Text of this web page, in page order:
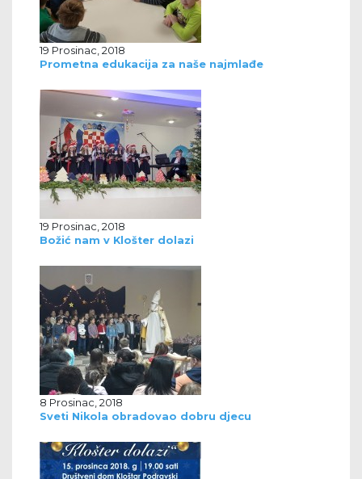
19 Prosinac, 2018
Prometna edukacija za naše najmlađe
19 Prosinac, 2018
Božić nam v Klošter dolazi
8 Prosinac, 2018
Sveti Nikola obradovao dobru djecu